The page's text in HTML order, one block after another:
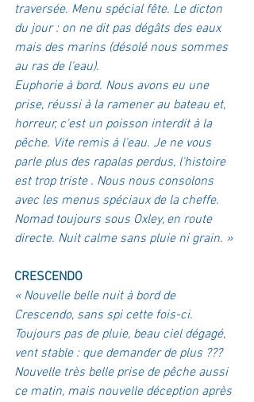
traversée. Menu spécial fête. Le dicton
du jour : on ne dit pas dégâts des eaux
mais des marins (désolé nous sommes
au ras de l'eau).
Euphorie à bord. Nous avons eu une
prise, réussi à la ramener au bateau et,
horreur, c'est un poisson interdit à la
pêche. Vite remis à l'eau. Je ne vous
parle plus des rapalas perdus, l'histoire
est trop triste . Nous nous consolons
avec les menus spéciaux de la cheffe.
Nomad toujours sous Oxley, en route
directe. Nuit calme sans pluie ni grain. »
CRESCENDO
« Nouvelle belle nuit à bord de
Crescendo, sans spi cette fois-ci.
Toujours pas de pluie, beau ciel dégagé,
vent stable : que demander de plus ???
Nouvelle très belle prise de pêche aussi
ce matin, mais nouvelle déception après